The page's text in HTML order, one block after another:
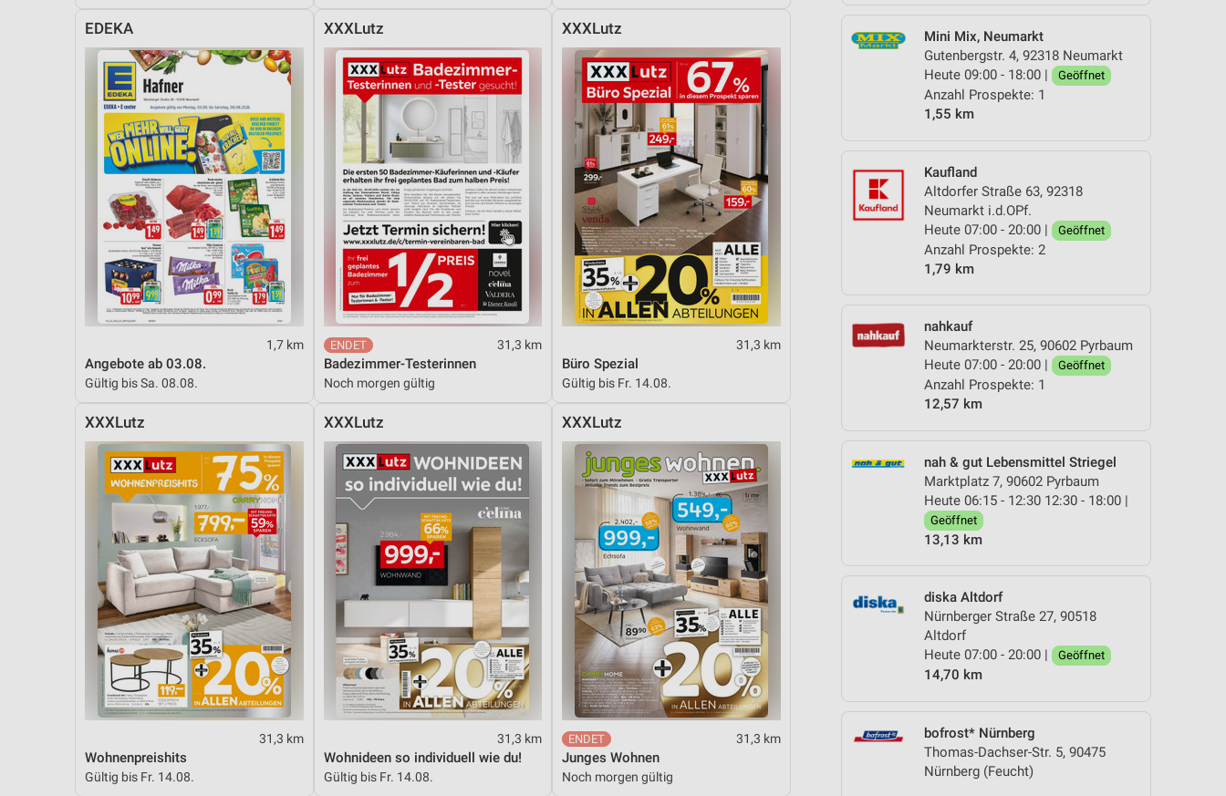
Mini Mix, Neumarkt
Gutenbergstr. 4, 92318 Neumarkt
Heute 09:00 - 18:00 |
Geöffnet
Anzahl Prospekte: 1
1,55 km
Kaufland
Altdorfer Straße 63, 92318
Neumarkt i.d.OPf.
Heute 07:00 - 20:00 |
Geöffnet
Anzahl Prospekte: 2
1,79 km
nahkauf
Neumarkterstr. 25, 90602 Pyrbaum
Heute 07:00 - 20:00 |
Geöffnet
Anzahl Prospekte: 1
12,57 km
nah & gut Lebensmittel Striegel
Marktplatz 7, 90602 Pyrbaum
Heute 06:15 - 12:30 12:30 - 18:00 |
Geöffnet
13,13 km
diska Altdorf
Nürnberger Straße 27, 90518
Altdorf
Heute 07:00 - 20:00 |
Geöffnet
14,70 km
bofrost* Nürnberg
Thomas-Dachser-Str. 5, 90475
Nürnberg (Feucht)
EDEKA
1,7 km
Angebote ab 03.08.
Gültig bis Sa. 08.08.
XXXLutz
31,3 km
Badezimmer-Testerinnen
Noch morgen gültig
XXXLutz
31,3 km
Büro Spezial
Gültig bis Fr. 14.08.
XXXLutz
31,3 km
Wohnenpreishits
Gültig bis Fr. 14.08.
XXXLutz
31,3 km
Wohnideen so individuell wie du!
Gültig bis Fr. 14.08.
XXXLutz
31,3 km
Junges Wohnen
Noch morgen gültig
Analyse von Zielgruppen durch Statistiken oder Kombinationen von Daten aus verschiedenen
Entwicklung und Verbesserung der Angebote
Verwendung reduzierter Daten zur Auswahl von Inhalten
IAB-Besonderheiten:
Verwendung genauer Standortdaten
Geräte anhand von aktiv angeforderten Informationen identifizieren
Nicht-IAB-Verarbeitungszwecke: